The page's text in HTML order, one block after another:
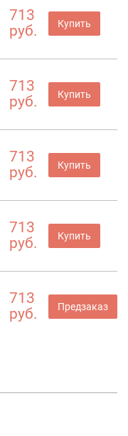
713
руб.
Купить
713
руб.
Купить
713
руб.
Купить
713
руб.
Купить
713
руб.
Предзаказ